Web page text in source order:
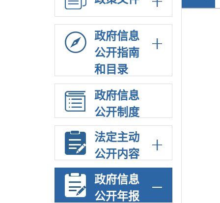
政府信息
公开指南
和目录
政府信息
公开制度
法定主动
公开内容
政府信息
公开年报